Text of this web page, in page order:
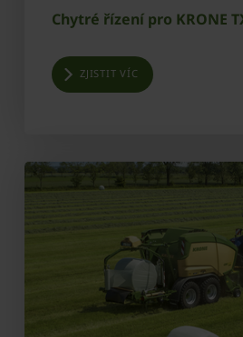
Chytré řízení pro KRONE
ZJISTIT VÍC